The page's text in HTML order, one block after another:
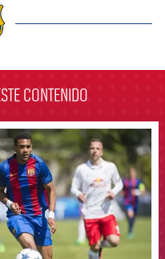
CONTENIDO
Barcelona badge